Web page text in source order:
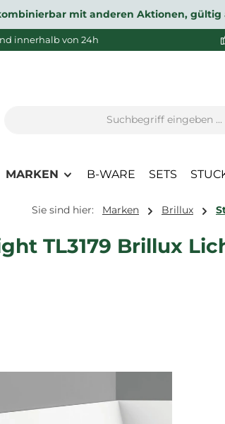
kombinierbar mit anderen Aktionen,
innerhalb von 24h
MARKEN B-WARE SETS
Sie sind hier: Marken Brillux
TL3179 Brillux